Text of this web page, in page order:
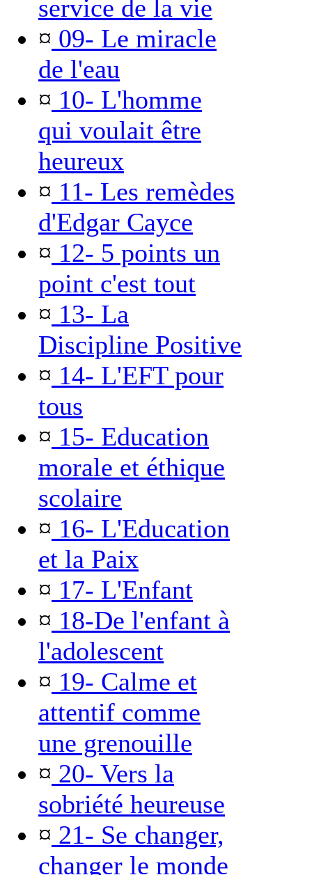
service de la vie
¤ 09- Le miracle
de l'eau
¤ 10- L'homme
qui voulait être
heureux
¤ 11- Les remèdes
d'Edgar Cayce
¤ 12- 5 points un
point c'est tout
¤ 13- La
Discipline Positive
¤ 14- L'EFT pour
tous
¤ 15- Education
morale et éthique
scolaire
¤ 16- L'Education
et la Paix
¤ 17- L'Enfant
¤ 18-De l'enfant à
l'adolescent
¤ 19- Calme et
attentif comme
une grenouille
¤ 20- Vers la
sobriété heureuse
¤ 21- Se changer,
changer le monde